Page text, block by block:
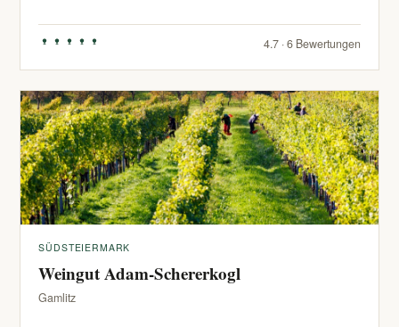
4.7 · 6 Bewertungen
SÜDSTEIERMARK
Weingut Adam-Schererkogl
Gamlitz